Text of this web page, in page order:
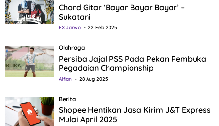
Chord Gitar ‘Bayar Bayar Bayar’ –
Sukatani
FX Jarwo 22 Feb 2025
Olahraga
Persiba Jajal PSS Pada Pekan Pembuka
Pegadaian Championship
Alfian 28 Aug 2025
Berita
Shopee Hentikan Jasa Kirim J&T Express
Mulai April 2025